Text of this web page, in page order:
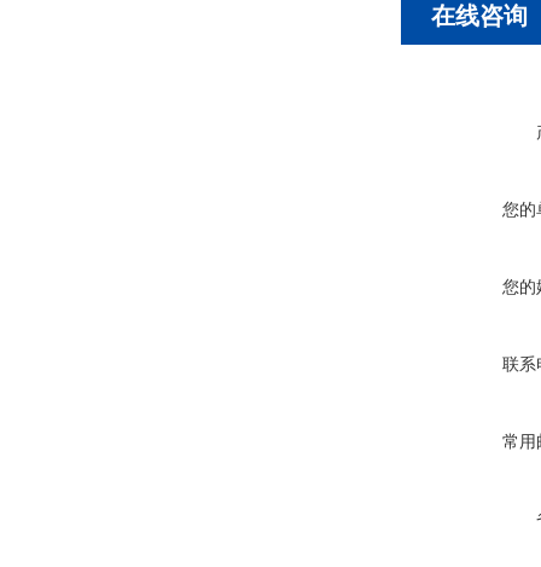
在线咨询
您的
您的
联系
常用